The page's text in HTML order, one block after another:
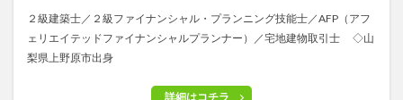
２級建築士／２級ファイナンシャル・プランニング技能士／AFP（アフ
ェリエイテッドファイナンシャルプランナー）／宅地建物取引士 ◇山
梨県上野原市出身
詳細はコチラ